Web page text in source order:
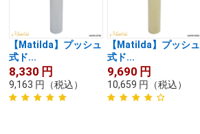
【Matilda】プッシュ
式ド...
8,330 円
9,163 円 （税込）
【Matilda】プッシュ
式ド...
9,690 円
10,659 円 （税込）